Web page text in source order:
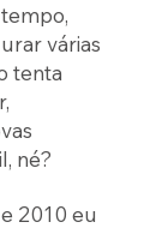
várias
tenta
né?
2010 eu